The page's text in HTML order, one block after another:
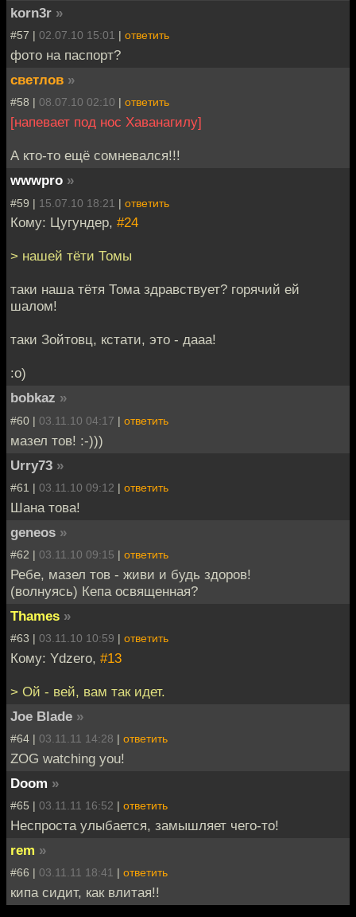
korn3r »
#57 | 02.07.10 15:01 | ответить
фото на паспорт?
светлов »
#58 | 08.07.10 02:10 | ответить
[напевает под нос Хаванагилу]
А кто-то ещё сомневался!!!
wwwpro »
#59 | 15.07.10 18:21 | ответить
Кому: Цугундер, #24
> нашей тёти Томы
таки наша тётя Тома здравствует? горячий ей
шалом!
таки Зойтовц, кстати, это - дааа!
:о)
bobkaz »
#60 | 03.11.10 04:17 | ответить
мазел тов! :-)))
Urry73 »
#61 | 03.11.10 09:12 | ответить
Шана това!
geneos »
#62 | 03.11.10 09:15 | ответить
Ребе, мазел тов - живи и будь здоров!
(волнуясь) Кепа освященная?
Thames »
#63 | 03.11.10 10:59 | ответить
Кому: Ydzero, #13
> Ой - вей, вам так идет.
Joe Blade »
#64 | 03.11.11 14:28 | ответить
ZOG watching you!
Doom »
#65 | 03.11.11 16:52 | ответить
Неспроста улыбается, замышляет чего-то!
rem »
#66 | 03.11.11 18:41 | ответить
кипа сидит, как влитая!!